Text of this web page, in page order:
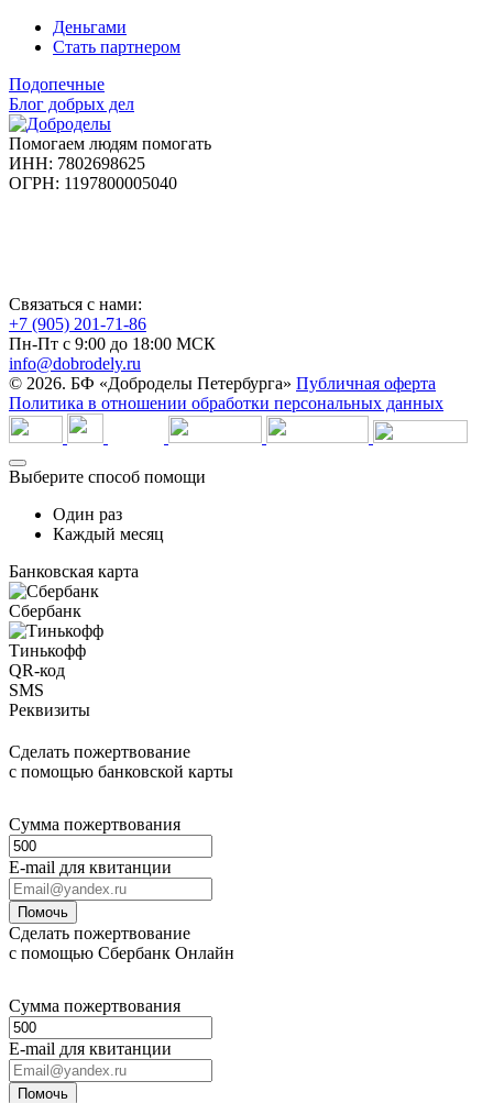
Деньгами
Стать партнером
Подопечные
Блог добрых дел
Помогаем людям помогать
ИНН: 7802698625
ОГРН: 1197800005040
Связаться с нами:
+7 (905) 201-71-86
Пн-Пт с 9:00 до 18:00 МСК
info@dobrodely.ru
© 2026. БФ «Доброделы Петербурга» Публичная оферта
Политика в отношении обработки персональных данных
Выберите способ помощи
Один раз
Каждый месяц
Банковская карта
Сбербанк
Тинькофф
QR-код
SMS
Реквизиты
Сделать пожертвование
с помощью банковской карты
Сумма пожертвования
E-mail для квитанции
Помочь
Сделать пожертвование
с помощью Сбербанк Онлайн
Сумма пожертвования
E-mail для квитанции
Помочь